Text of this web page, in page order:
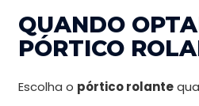
QUANDO
PÓRTICO
Escolha o pórtico rolante